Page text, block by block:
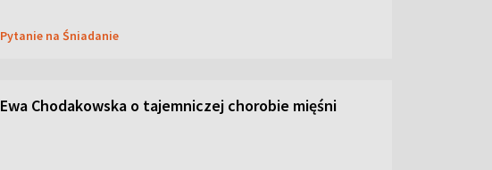
Pytanie na Śniadanie
Ewa Chodakowska o tajemniczej chorobie mięśni